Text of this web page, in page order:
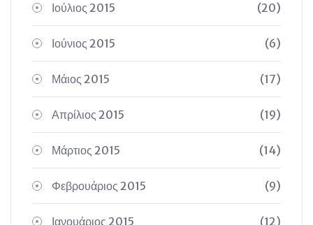
Ιούλιος 2015 (20)
Ιούνιος 2015 (6)
Μάιος 2015 (17)
Απρίλιος 2015 (19)
Μάρτιος 2015 (14)
Φεβρουάριος 2015 (9)
Ιανουάριος 2015 (12)